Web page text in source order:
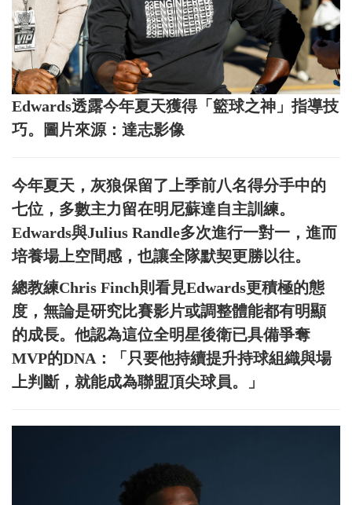
Edwards透露今年夏天獲得「籃球之神」指導技
巧。圖片來源：達志影像
今年夏天，灰狼保留了上季前八名得分手中的
七位，多數主力留在明尼蘇達自主訓練。
Edwards與Julius Randle多次進行一對一，進而
培養場上空間感，也讓全隊默契更勝以往。
總教練Chris Finch則看見Edwards更積極的態
度，無論是研究比賽影片或調整體能都有明顯
的成長。他認為這位全明星後衛已具備爭奪
MVP的DNA：「只要他持續提升持球組織與場
上判斷，就能成為聯盟頂尖球員。」